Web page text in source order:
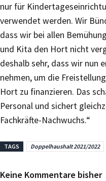
nur für
verwendet werden. Wir
dass wir bei allen
und Kita den Hort nicht
deshalb sehr, dass wir nun
nehmen, um die
Hort zu finanzieren. Das
Personal und sichert
Fachkräfte-Nachwuchs.“
TAGS Doppelhaushalt 2021/2022
Keine Kommentare bisher